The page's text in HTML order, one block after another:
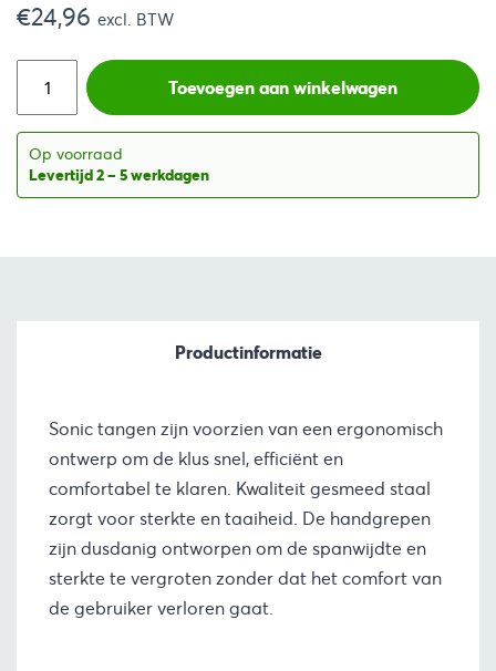
€24,96 excl. BTW
Toevoegen aan winkelwagen
Op voorraad
Levertijd 2 – 5 werkdagen
Productinformatie
Sonic tangen zijn voorzien van een ergonomisch
ontwerp om de klus snel, efficiënt en
comfortabel te klaren. Kwaliteit gesmeed staal
zorgt voor sterkte en taaiheid. De handgrepen
zijn dusdanig ontworpen om de spanwijdte en
sterkte te vergroten zonder dat het comfort van
de gebruiker verloren gaat.